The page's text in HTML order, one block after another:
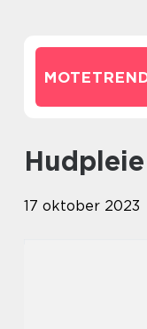
17 oktober 2023